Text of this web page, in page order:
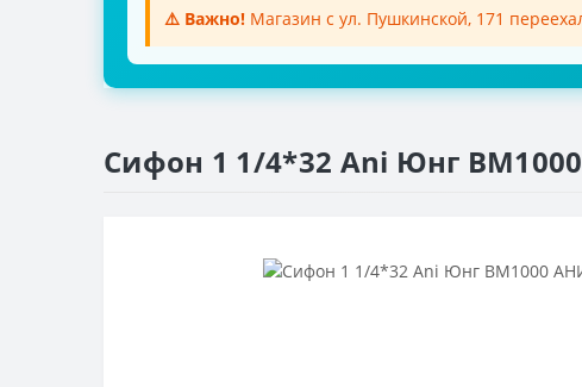
⚠️ Важно! Магазин с ул. Пушкинской, 171
Сифон 1 1/4*32 Ani Юнг